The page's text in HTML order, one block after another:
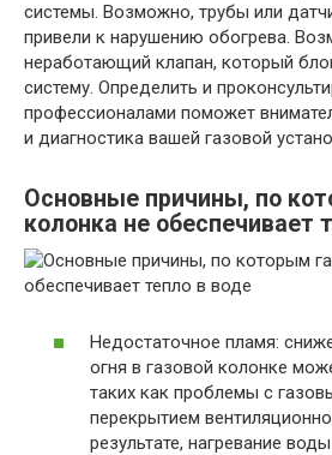
системы. Возможно, трубы или
привели к нарушению обогрева.
неработающий клапан, который
систему. Определить и
профессионалами поможет
и диагностика вашей газовой
Основные причины, по
колонка не обеспечивает
Недостаточное пламя:
огня в газовой колонке
таких как проблемы с
перекрытием
результате, нагревание